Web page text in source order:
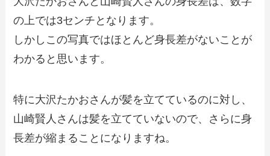
の上では3センチとなります。
しかしこの写真ではほとんど身長差がないことが
わかると思います。
特に大沢たかおさんが髪を立てているのに対し、
山崎賢人さんは髪を立てていないので、さらに身
長差が縮まることになりますね。